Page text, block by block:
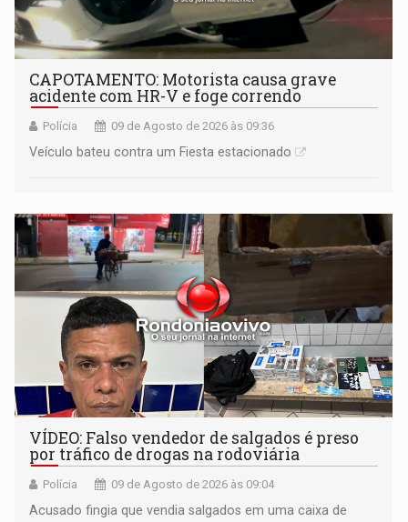
CAPOTAMENTO: Motorista causa grave
acidente com HR-V e foge correndo
Polícia 09 de Agosto de 2026 às 09:36
Veículo bateu contra um Fiesta estacionado
VÍDEO: Falso vendedor de salgados é preso
por tráfico de drogas na rodoviária
Polícia 09 de Agosto de 2026 às 09:04
Acusado fingia que vendia salgados em uma caixa de